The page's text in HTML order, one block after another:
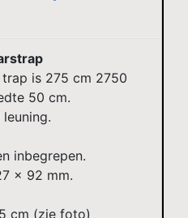
is 275 cm 2750
50 cm.
inbegrepen.
x 92 mm.
cm (zie foto)